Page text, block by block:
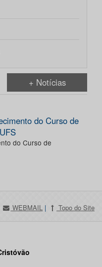
+ Notícias
do Curso de
do Curso de
WEBMAIL | Topo do Site